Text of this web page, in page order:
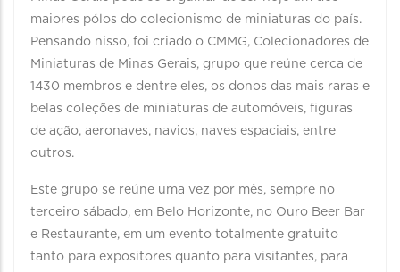
maiores pólos do colecionismo de miniaturas do país.
Pensando nisso, foi criado o CMMG, Colecionadores de
Miniaturas de Minas Gerais, grupo que reúne cerca de
1430 membros e dentre eles, os donos das mais raras e
belas coleções de miniaturas de automóveis, figuras
de ação, aeronaves, navios, naves espaciais, entre
outros.
Este grupo se reúne uma vez por mês, sempre no
terceiro sábado, em Belo Horizonte, no Ouro Beer Bar
e Restaurante, em um evento totalmente gratuito
tanto para expositores quanto para visitantes, para